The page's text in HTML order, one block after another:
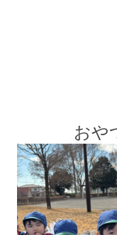
おや